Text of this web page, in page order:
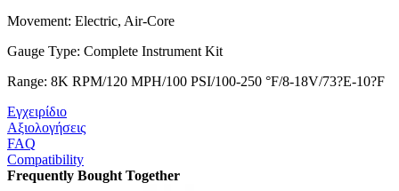
Movement: Electric, Air-Core
Gauge Type: Complete Instrument Kit
Range: 8K RPM/120 MPH/100 PSI/100-250 °F/8-18V/73?E-10?F
Εγχειρίδιο
Αξιολογήσεις
FAQ
Compatibility
Frequently Bought Together